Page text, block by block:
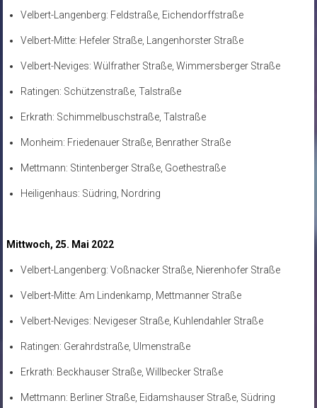
Velbert-Langenberg: Feldstraße, Eichendorffstraße
Velbert-Mitte: Hefeler Straße, Langenhorster Straße
Velbert-Neviges: Wülfrather Straße, Wimmersberger Straße
Ratingen: Schützenstraße, Talstraße
Erkrath: Schimmelbuschstraße, Talstraße
Monheim: Friedenauer Straße, Benrather Straße
Mettmann: Stintenberger Straße, Goethestraße
Heiligenhaus: Südring, Nordring
Mittwoch, 25. Mai 2022
Velbert-Langenberg: Voßnacker Straße, Nierenhofer Straße
Velbert-Mitte: Am Lindenkamp, Mettmanner Straße
Velbert-Neviges: Nevigeser Straße, Kuhlendahler Straße
Ratingen: Gerahrdstraße, Ulmenstraße
Erkrath: Beckhauser Straße, Willbecker Straße
Mettmann: Berliner Straße, Eidamshauser Straße, Südring